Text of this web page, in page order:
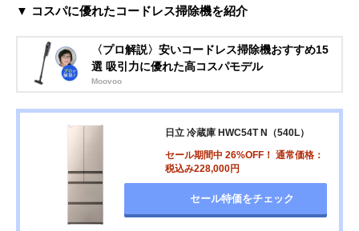
▼ コスパに優れたコードレス掃除機を紹介
〈プロ解説〉安いコードレス掃除機おすすめ15
選 吸引力に優れた高コスパモデル
Moovoo
日立 冷蔵庫 HWC54T N（540L）
セール期間中 26%OFF！ 通常価格：
税込み228,000円
セール特価をチェック